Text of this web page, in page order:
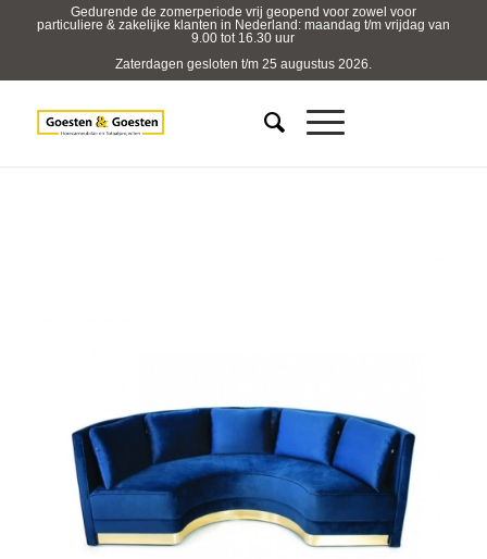
Gedurende de zomerperiode vrij geopend voor zowel voor
particuliere & zakelijke klanten in Nederland: maandag t/m vrijdag van
9.00 tot 16.30 uur
Zaterdagen gesloten t/m 25 augustus 2026.